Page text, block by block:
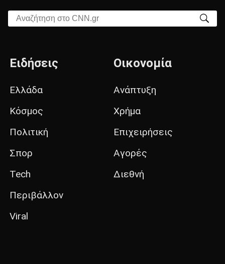
Αναζήτηση στο CNN.gr
Ειδήσεις
Ελλάδα
Κόσμος
Πολιτική
Σπορ
Tech
Περιβάλλον
Viral
Οικονομία
Ανάπτυξη
Χρήμα
Επιχειρήσεις
Αγορές
Διεθνή